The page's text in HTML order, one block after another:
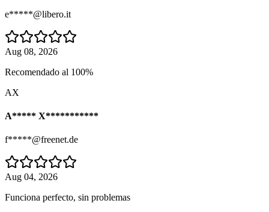
e*****@libero.it
Aug 08, 2026
Recomendado al 100%
AX
A***** X***********
f*****@freenet.de
Aug 04, 2026
Funciona perfecto, sin problemas